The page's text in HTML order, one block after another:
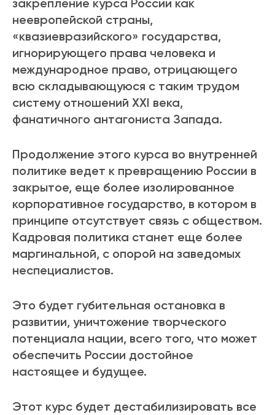
закрепление курса России как
неевропейской страны,
«квазиевразийского» государства,
игнорирующего права человека и
международное право, отрицающего
всю складывающуюся с таким трудом
систему отношений ХХI века,
фанатичного антагониста Запада.
Продолжение этого курса во внутренней
политике ведет к превращению России в
закрытое, еще более изолированное
корпоративное государство, в котором в
принципе отсутствует связь с обществом.
Кадровая политика станет еще более
маргинальной, с опорой на заведомых
неспециалистов.
Это будет губительная остановка в
развитии, уничтожение творческого
потенциала нации, всего того, что может
обеспечить России достойное
настоящее и будущее.
Этот курс будет дестабилизировать все